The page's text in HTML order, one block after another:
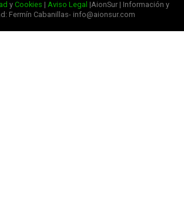
y Cookies | Aviso Legal |AionSur | Información y
Fermín Cabanillas- info@aionsur.com